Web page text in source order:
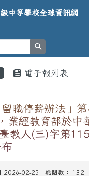
育高級中等
中等學校全球資訊網
電子報列表
留職停薪辦法」
業經教育部於中
教人(三)字第
| 2026-02-25 | 點閱數： 132